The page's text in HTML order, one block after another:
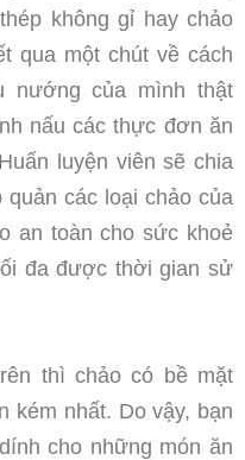
không gỉ hay chảo
qua một chút về cách
nướng của mình thật
nấu các thực đơn ăn
luyện viên sẽ chia
các loại chảo của
an toàn cho sức khoẻ
đa được thời gian sử
thì chảo có bề mặt
kém nhất. Do vậy, bạn
cho những món ăn